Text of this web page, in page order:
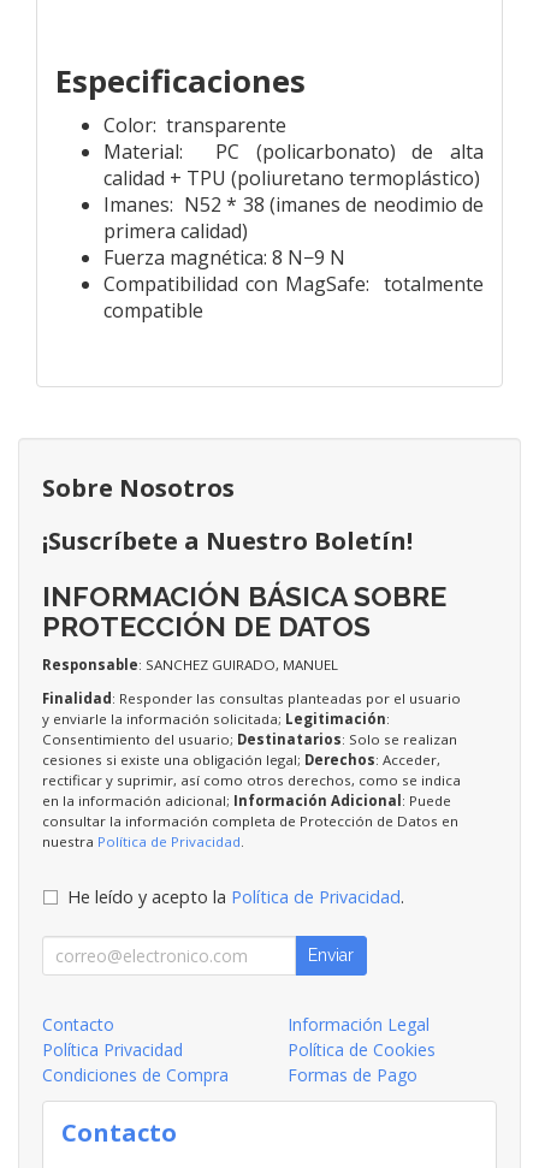
Especificaciones
Color: transparente
Material: PC (policarbonato) de alta
calidad + TPU (poliuretano termoplástico)
Imanes: N52 * 38 (imanes de neodimio de
primera calidad)
Fuerza magnética: 8 N−9 N
Compatibilidad con MagSafe: totalmente
compatible
Sobre Nosotros
¡Suscríbete a Nuestro Boletín!
INFORMACIÓN BÁSICA SOBRE
PROTECCIÓN DE DATOS
Responsable: SANCHEZ GUIRADO, MANUEL
Finalidad: Responder las consultas planteadas por el usuario
y enviarle la información solicitada; Legitimación:
Consentimiento del usuario; Destinatarios: Solo se realizan
cesiones si existe una obligación legal; Derechos: Acceder,
rectificar y suprimir, así como otros derechos, como se indica
en la información adicional; Información Adicional: Puede
consultar la información completa de Protección de Datos en
nuestra Política de Privacidad
He leído y acepto la Política de Privacidad.
Enviar
Contacto
Información Legal
Política Privacidad
Política de Cookies
Condiciones de Compra
Formas de Pago
Contacto